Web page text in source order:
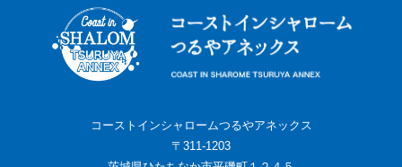
コーストインシャロームつるやアネックス
〒311-1203